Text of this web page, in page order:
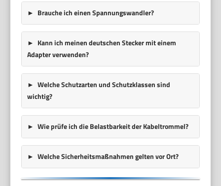
Brauche ich einen Spannungswandler?
Kann ich meinen deutschen Stecker mit einem
Adapter verwenden?
Welche Schutzarten und Schutzklassen sind
wichtig?
Wie prüfe ich die Belastbarkeit der Kabeltrommel?
Welche Sicherheitsmaßnahmen gelten vor Ort?